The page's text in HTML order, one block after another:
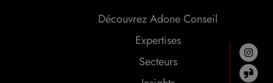
Découvrez Adone Conseil
Expertises
Secteurs